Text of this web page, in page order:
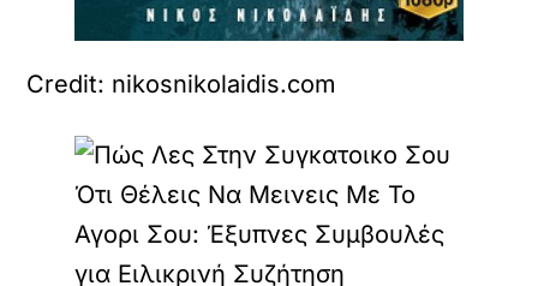
Credit: nikosnikolaidis.com